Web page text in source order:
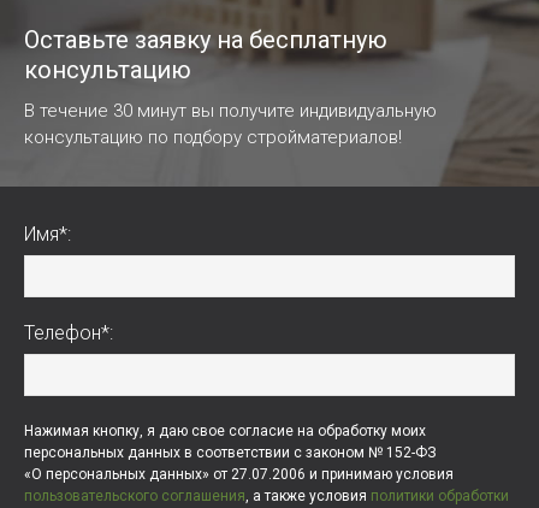
Оставьте заявку на бесплатную
консультацию
В течение 30 минут вы получите индивидуальную
консультацию по подбору стройматериалов!
Имя*:
Телефон*:
Нажимая кнопку, я даю свое согласие на обработку моих
персональных данных в соответствии с законом № 152-ФЗ
«О персональных данных» от 27.07.2006 и принимаю условия
пользовательского соглашения, а также условия политики обработки